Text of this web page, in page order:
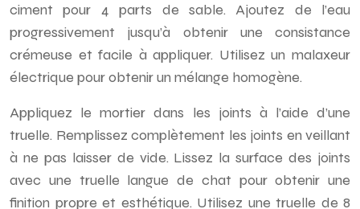
ciment pour 4 parts de sable. Ajoutez de l’eau
progressivement jusqu’à obtenir une consistance
crémeuse et facile à appliquer. Utilisez un malaxeur
électrique pour obtenir un mélange homogène.
Appliquez le mortier dans les joints à l’aide d’une
truelle. Remplissez complètement les joints en veillant
à ne pas laisser de vide. Lissez la surface des joints
avec une truelle langue de chat pour obtenir une
finition propre et esthétique. Utilisez une truelle de 8